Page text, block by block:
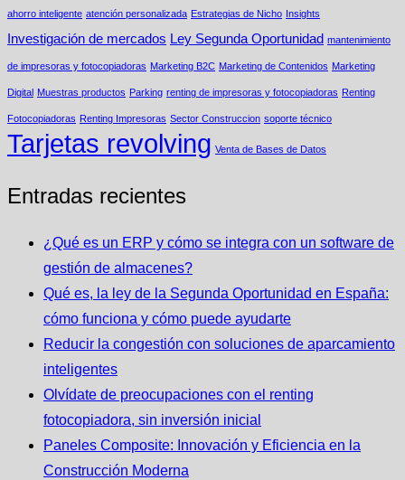
ahorro inteligente atención personalizada Estrategias de Nicho Insights
Investigación de mercados Ley Segunda Oportunidad mantenimiento
de impresoras y fotocopiadoras Marketing B2C Marketing de Contenidos Marketing
Digital Muestras productos Parking renting de impresoras y fotocopiadoras Renting
Fotocopiadoras Renting Impresoras Sector Construccion soporte técnico
Tarjetas revolving Venta de Bases de Datos
Entradas recientes
¿Qué es un ERP y cómo se integra con un software de
gestión de almacenes?
Qué es, la ley de la Segunda Oportunidad en España:
cómo funciona y cómo puede ayudarte
Reducir la congestión con soluciones de aparcamiento
inteligentes
Olvídate de preocupaciones con el renting
fotocopiadora, sin inversión inicial
Paneles Composite: Innovación y Eficiencia en la
Construcción Moderna